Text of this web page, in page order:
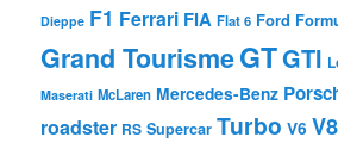
Dieppe F1 Ferrari FIA Flat 6 Ford
Grand TourismeGTGTI
Maserati McLaren Mercedes-Benz
roadster RS Supercar Turbo V6 V8